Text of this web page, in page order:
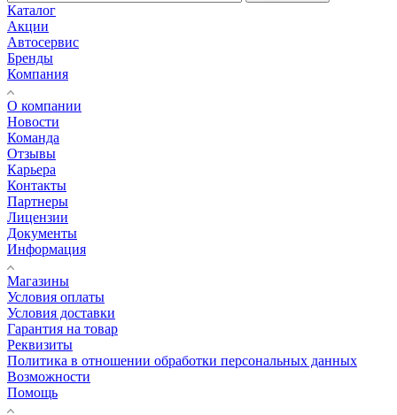
Каталог
Акции
Автосервис
Бренды
Компания
О компании
Новости
Команда
Отзывы
Карьера
Контакты
Партнеры
Лицензии
Документы
Информация
Магазины
Условия оплаты
Условия доставки
Гарантия на товар
Реквизиты
Политика в отношении обработки персональных данных
Возможности
Помощь